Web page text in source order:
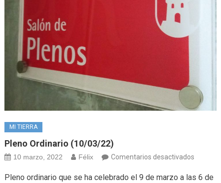
MI TIERRA
Pleno Ordinario (10/03/22)
10 marzo, 2022 Félix Comentarios desactivadosen
ordinario
Pleno ordinario que se ha celebrado el 9 de marzo a las 6 de